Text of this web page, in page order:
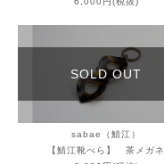
SOLD OUT
sabae（鯖江）
【鯖江靴べら】 茶メガネ